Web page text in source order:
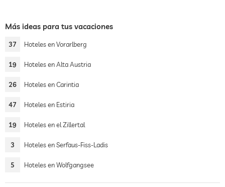
Más ideas para tus vacaciones
37 Hoteles en Vorarlberg
19 Hoteles en Alta Austria
26 Hoteles en Carintia
47 Hoteles en Estiria
19 Hoteles en el Zillertal
3 Hoteles en Serfaus-Fiss-Ladis
5 Hoteles en Wolfgangsee